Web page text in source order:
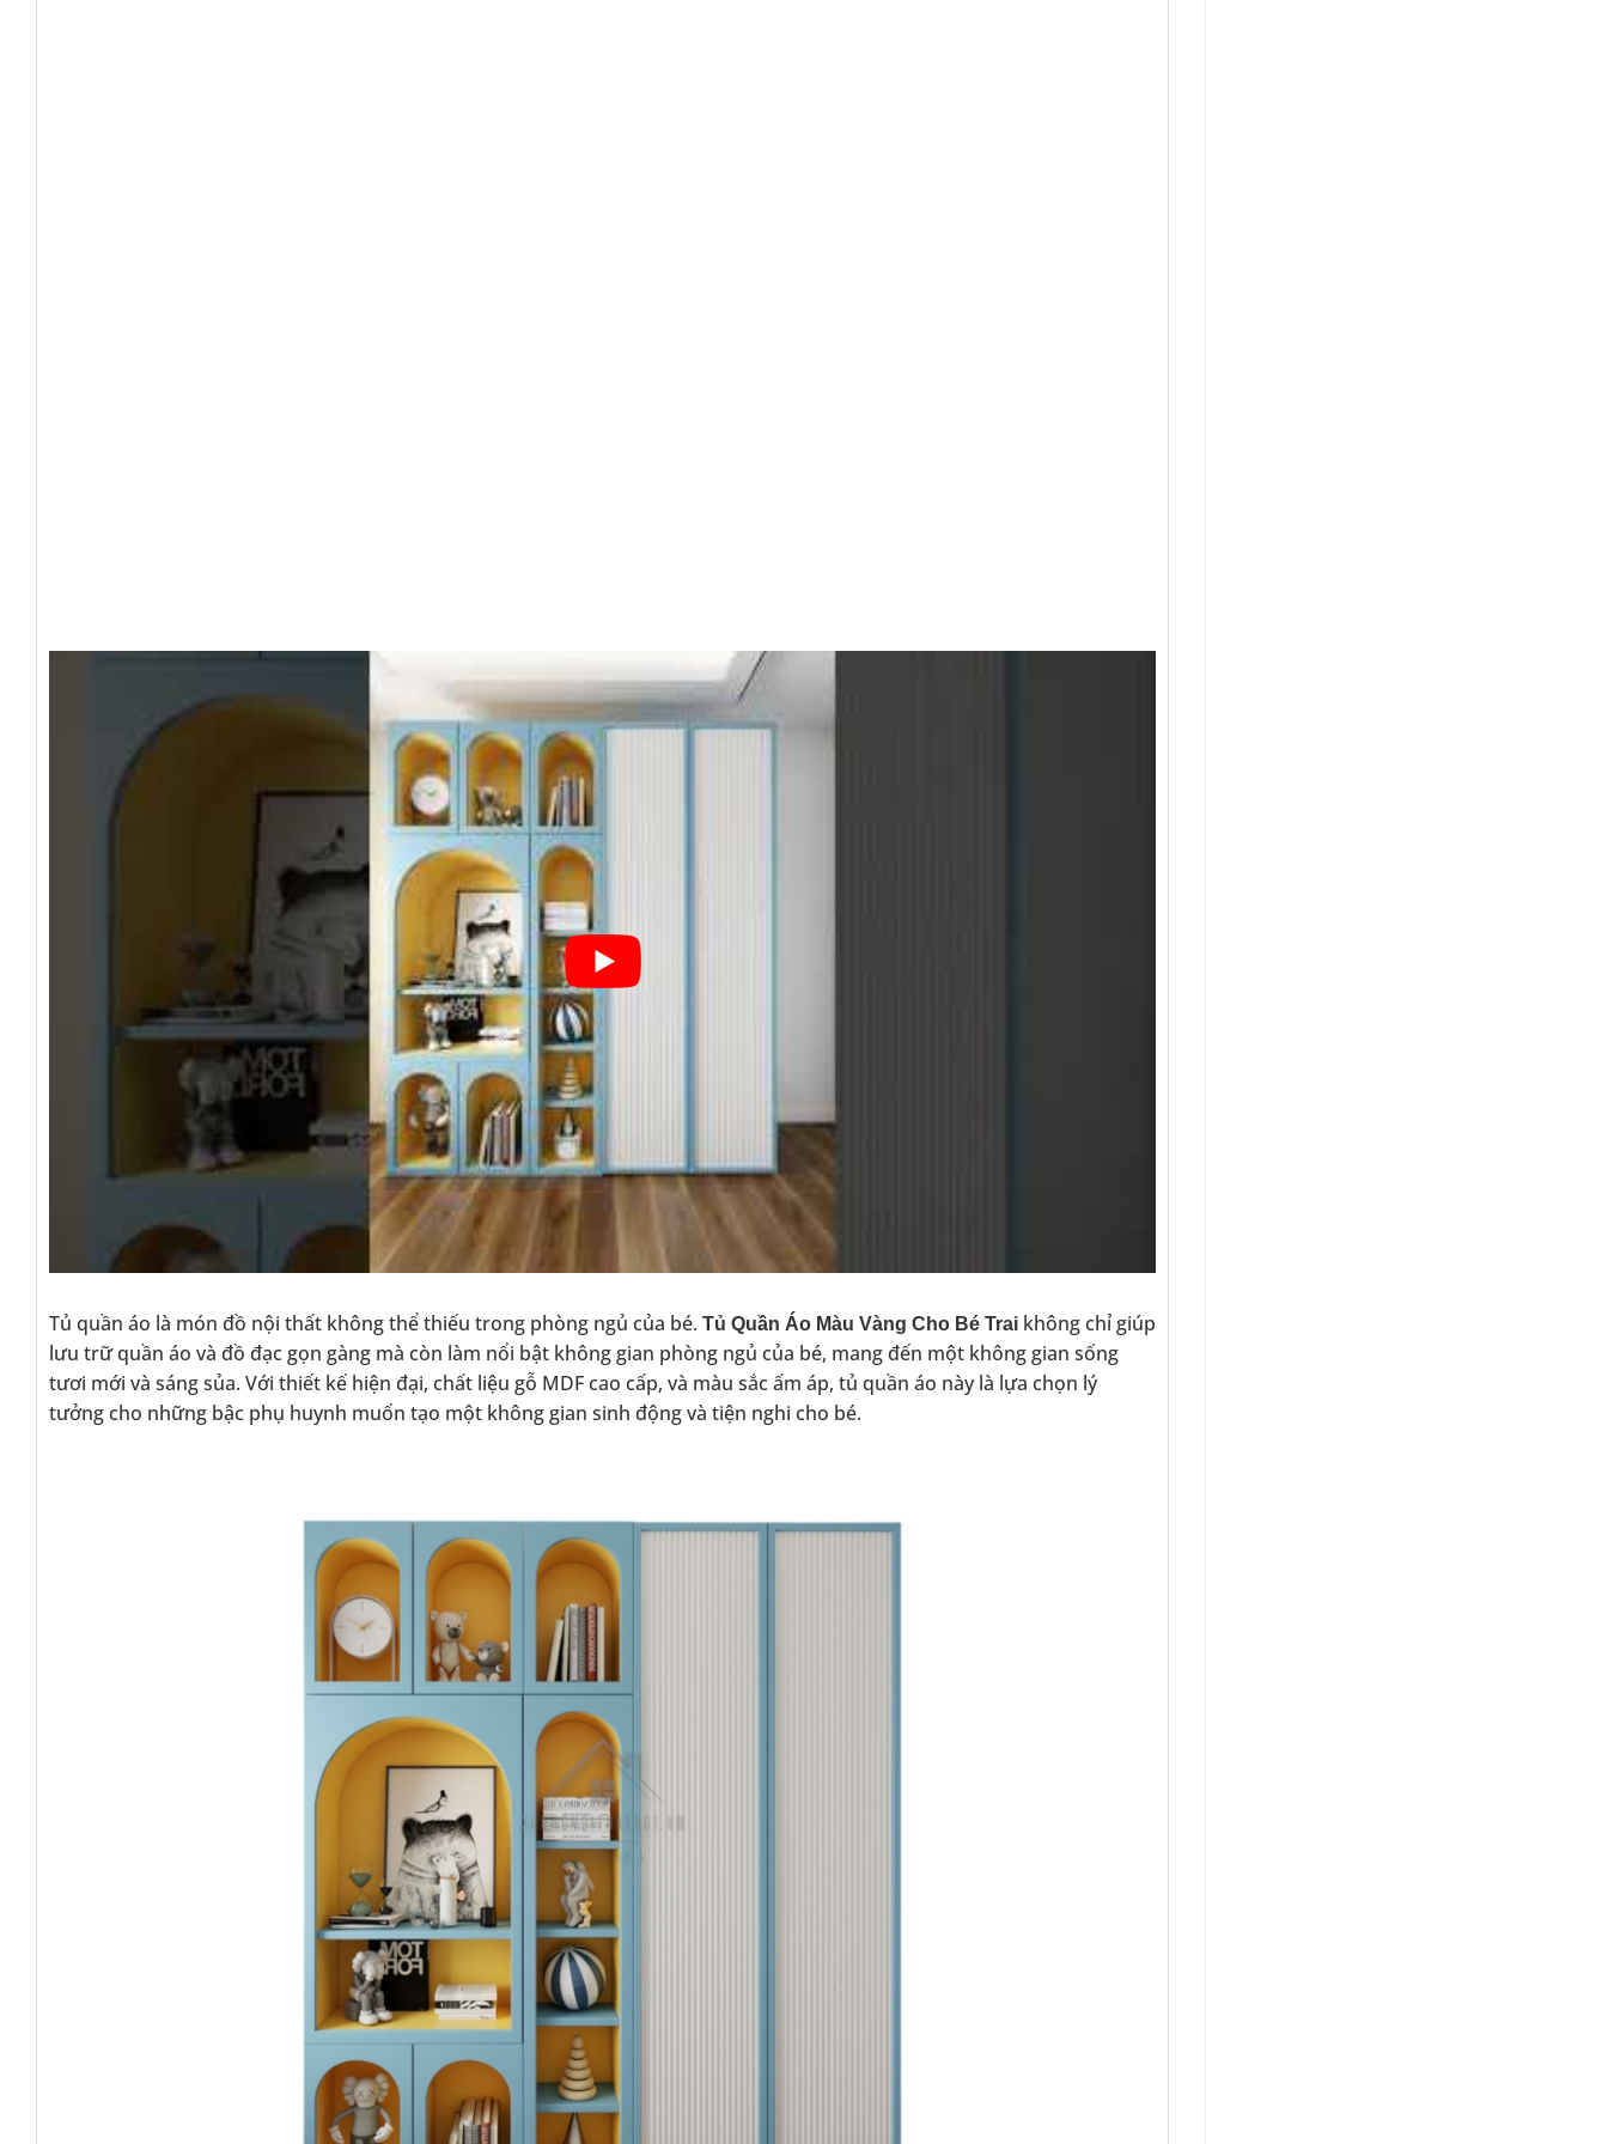
Tủ quần áo là món đồ nội thất không thể thiếu trong phòng ngủ của bé. Tủ Quần Áo Màu Vàng Cho Bé Trai không chỉ giúp
lưu trữ quần áo và đồ đạc gọn gàng mà còn làm nổi bật không gian phòng ngủ của bé, mang đến một không gian sống
tươi mới và sáng sủa. Với thiết kế hiện đại, chất liệu gỗ MDF cao cấp, và màu sắc ấm áp, tủ quần áo này là lựa chọn lý
tưởng cho những bậc phụ huynh muốn tạo một không gian sinh động và tiện nghi cho bé.